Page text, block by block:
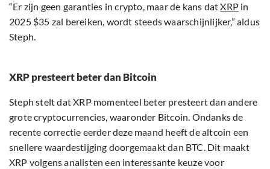
“Er zijn geen garanties in crypto, maar de kans datXRP in
2025 $35 zal bereiken, wordt steeds waarschijnlijker,” aldus
Steph.
XRP presteert beter dan Bitcoin
Steph stelt dat XRP momenteel beter presteert dan andere
grote cryptocurrencies, waaronder Bitcoin. Ondanks de
recente correctie eerder deze maand heeft de altcoin een
snellere waardestijging doorgemaakt dan BTC. Dit maakt
XRP volgens analisten een interessante keuze voor